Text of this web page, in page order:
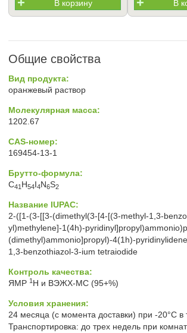
В корзину В
Общие свойства
Вид продукта:
оранжевый раствор
Молекулярная масса:
1202.67
CAS-номер:
169454-13-1
Брутто-формула:
C41 H54I4N6S2
Название IUPAC:
2-([1-(3-[[3-(dimethyl(3-[4-[(3-methyl-1,3-
yl)methylene]-1(4h)-
(dimethyl)ammonio]propyl)-4(1h)-
1,3-benzothiazol-3-ium tetraiodide
Контроль качества:
ЯМР 1 H и ВЭЖХ-МС (95+%)
Условия хранения:
24 месяца (с момента доставки) при -20°C в
Транспортировка: до трех недель при